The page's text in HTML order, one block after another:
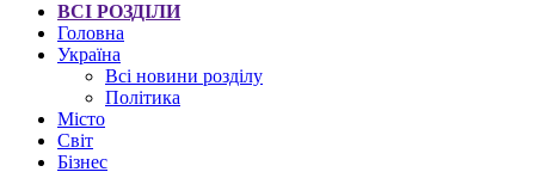
ВСІ РОЗДІЛИ
Головна
Україна
Всі новини розділу
Політика
Місто
Світ
Бізнес